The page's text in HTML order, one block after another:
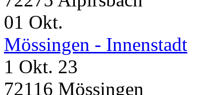
01 Okt.
Mössingen - Innenstadt
1 Okt. 23
72116 Mössingen